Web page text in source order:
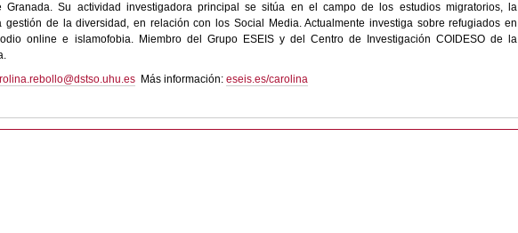
Su actividad investigadora principal se sitúa en el campo de los estudios migratorios, la
gestión de la diversidad, en relación con los Social Media. Actualmente investiga sobre refugiados en
online e islamofobia. Miembro del Grupo ESEIS y del Centro de Investigación COIDESO de la
Más información:eseis.es/carolina